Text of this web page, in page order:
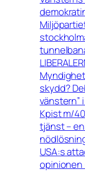
skydd?
vänstern”
Kpist m/
tjänst –
USA:s
opinionen